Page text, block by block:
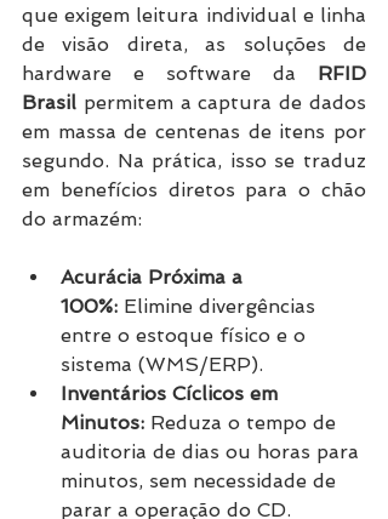
que exigem leitura individual e linha
de visão direta, as soluções de
hardware e software da RFID
Brasil permitem a captura de dados
em massa de centenas de itens por
segundo. Na prática, isso se traduz
em benefícios diretos para o chão
do armazém:
Acurácia Próxima a
100%: Elimine divergências
entre o estoque físico e o
sistema (WMS/ERP).
Inventários Cíclicos em
Minutos: Reduza o tempo de
auditoria de dias ou horas para
minutos, sem necessidade de
parar a operação do CD.